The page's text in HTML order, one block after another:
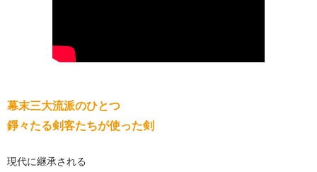
幕末三大流派のひとつ
錚々たる剣客たちが使った剣
現代に継承される